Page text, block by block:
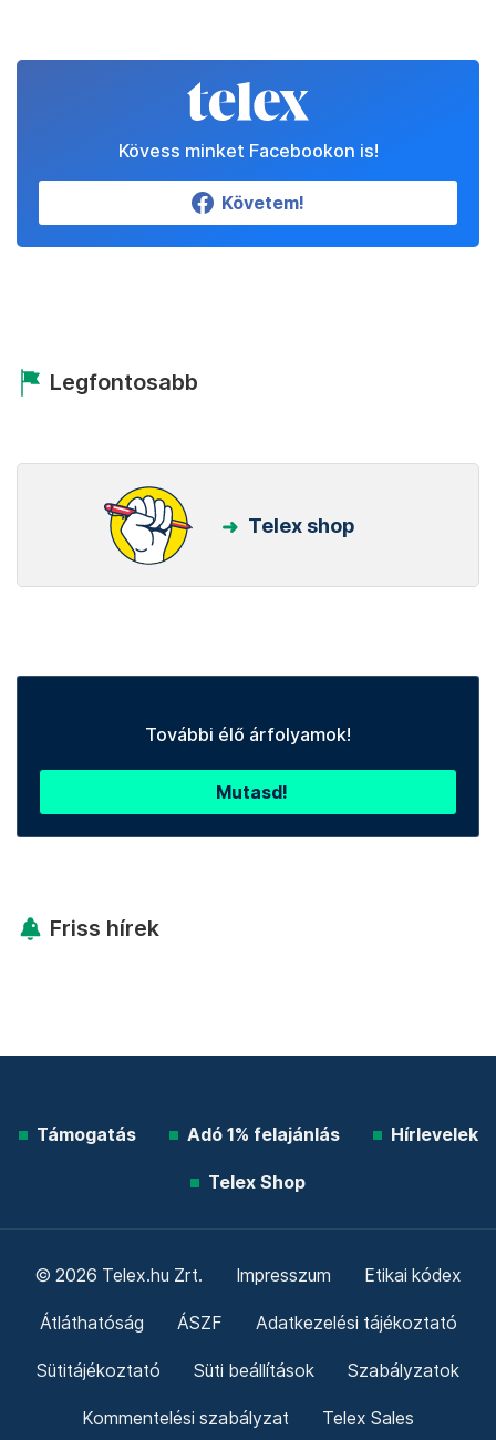
Kövess minket Facebookon is!
Követem!
Legfontosabb
Telex shop
További élő árfolyamok!
Mutasd!
Friss hírek
Támogatás Adó 1% felajánlás Hírlevelek
Telex Shop
© 2026 Telex.hu Zrt. Impresszum Etikai kódex
Átláthatóság ÁSZF Adatkezelési tájékoztató
Sütitájékoztató Süti beállítások Szabályzatok
Kommentelési szabályzat Telex Sales